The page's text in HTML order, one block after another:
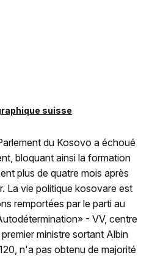
suisse
du Kosovo a échoué
bloquant ainsi la formation
plus de quatre mois après
La vie politique kosovare est
remportées par le parti au
- VV, centre
ministre sortant Albin
n'a pas obtenu de majorité